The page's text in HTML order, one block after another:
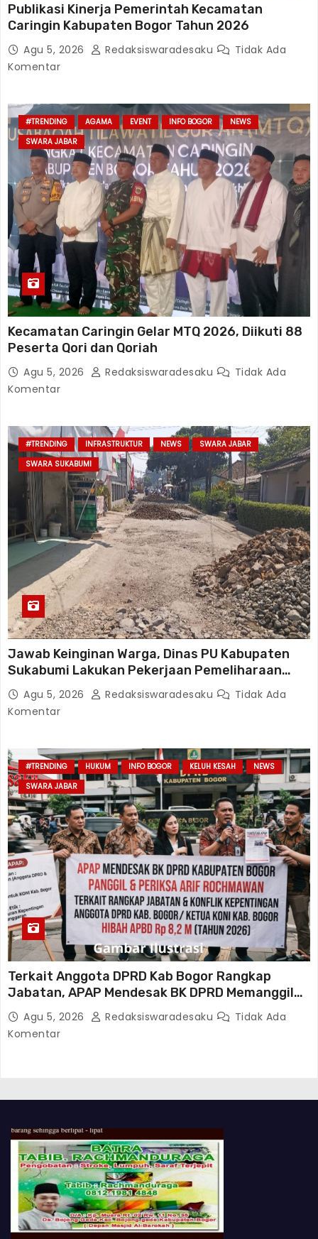
Publikasi Kinerja Pemerintah Kecamatan
Caringin Kabupaten Bogor Tahun 2026
Agu 5, 2026 Redaksiswaradesaku
Tidak Ada
Komentar
#TRENDING AGAMA EVENT INFO BOGOR
NEWS
SWARA JABAR
Kecamatan Caringin Gelar MTQ 2026, Diikuti 88
Peserta Qori dan Qoriah
Agu 5, 2026 Redaksiswaradesaku
Tidak Ada
Komentar
#TRENDING INFRASTRUKTUR NEWS
SWARA JABAR
SWARA SUKABUMI
Jawab Keinginan Warga, Dinas PU Kabupaten
Sukabumi Lakukan Pekerjaan Pemeliharaan
Jalan Karangtengah Sinagar
Agu 5, 2026 Redaksiswaradesaku
Tidak Ada
Komentar
#TRENDING HUKUM INFO BOGOR KELUH KESAH
NEWS
SWARA JABAR
Terkait Anggota DPRD Kab Bogor Rangkap
Jabatan, APAP Mendesak BK DPRD Memanggil
Dan Memeriksa Arif Rochmawan
Agu 5, 2026 Redaksiswaradesaku
Tidak Ada
Komentar